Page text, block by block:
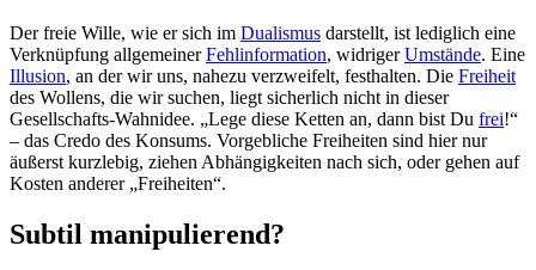
Der freie Wille, wie er sich im Dualismus darstellt, ist lediglich eine
Verknüpfung allgemeinerFehlinformation, widrigerUmstände. Eine
Illusion, an der wir uns, nahezu verzweifelt, festhalten. Die Freiheit
des Wollens, die wir suchen, liegt sicherlich nicht in dieser
Gesellschafts-Wahnidee. „Lege diese Ketten an, dann bist Du frei!“
– das Credo des Konsums. Vorgebliche Freiheiten sind hier nur
äußerst kurzlebig, ziehen Abhängigkeiten nach sich, oder gehen auf
Kosten anderer „Freiheiten“.
Subtil manipulierend?